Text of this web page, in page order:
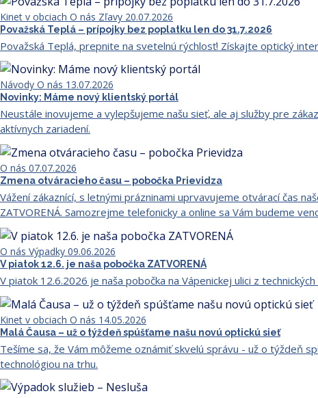
Kinet v obciach O nás Zľavy 20.07.2026
Považská Teplá – prípojky bez poplatku len do 31.7.2026
Považská Teplá, prepnite na svetelnú rýchlosť! Získajte optický
Návody O nás 13.07.2026
Novinky: Máme nový klientský portál
Neustále inovujeme a vylepšujeme našu sieť, ale aj služby pre
aktívnych zariadení.
O nás 07.07.2026
Zmena otváracieho času – pobočka Prievidza
Vážení zákaznící, s letnými prázninami uprvavujeme otvárací čas
ZATVORENÁ. Samozrejme telefonicky a online sa Vám budeme
O nás Výpadky 09.06.2026
V piatok 12.6. je naša pobočka ZATVORENÁ
V piatok 12.6.2026 je naša pobočka na Vápenickej ulici z
Kinet v obciach O nás 14.05.2026
Malá Čausa – už o týždeň spúšťame našu novú optickú sieť
Tešíme sa, že Vám môžeme oznámiť skvelú správu - už o týždeň
technológiou na trhu.